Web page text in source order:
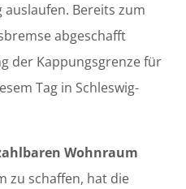
Bereits zum
abgeschafft
der Kappungsgrenze für
Tag in Schleswig-
Wohnraum
zu schaffen, hat die